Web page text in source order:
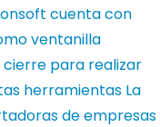
cuenta con
ventanilla
cierre para realizar
herramientas La
de empresas